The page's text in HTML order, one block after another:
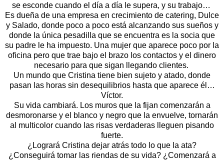
se esconde cuando el día a día le supera, y su trabajo…
Es dueña de una empresa en crecimiento de catering, Dulce
y Salado, donde poco a poco está alcanzando sus sueños y
donde la única pesadilla que se encuentra es la socia que
su padre le ha impuesto. Una mujer que aparece poco por la
oficina pero que trae bajo el brazo los contactos y el dinero
necesario para que sigan llegando clientes.
Un mundo que Cristina tiene bien sujeto y atado, donde
pasan las horas sin desequilibrios hasta que aparece él…
Víctor.
Su vida cambiará. Los muros que la fijan comenzarán a
desmoronarse y el blanco y negro que la envuelve, tornarán
al multicolor cuando las risas verdaderas lleguen pisando
fuerte.
¿Logrará Cristina dejar atrás todo lo que la ata?
¿Conseguirá tomar las riendas de su vida? ¿Comenzará a